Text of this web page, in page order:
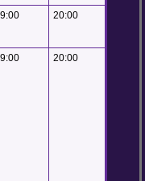
20:00
20:00